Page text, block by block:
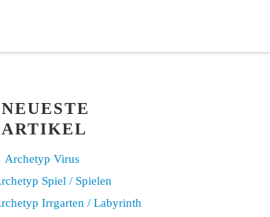
NEUESTE
ARTIKEL
Archetyp Virus
Spiel / Spielen
Irrgarten / Labyrinth